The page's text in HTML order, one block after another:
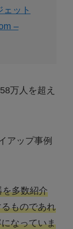
ェット
–
万人を超え
アップ事例
多数紹介
ものであれ
なっていま